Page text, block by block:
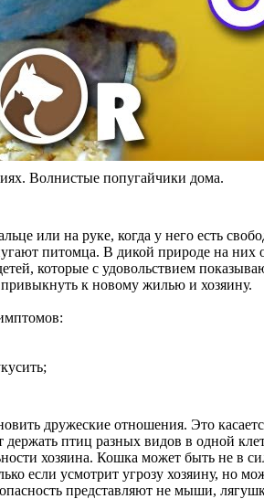
Волнистые попугайчики дома.
или на руке, когда у него есть
питомца. В дикой природе на
которые с удовольствием
к новому жилью и хозяину.
дружеские отношения. Это
птиц разных видов в одной
хозяина. Кошка может быть не в
если усмотрит угрозу хозяину, но
представляют не мыши,